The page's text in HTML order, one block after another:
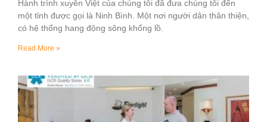
Hành trình xuyên Việt của chúng tôi đã đưa chúng tôi đến
một tỉnh được gọi là Ninh Bình. Một nơi người dân thân thiện,
có hệ thống hang động sông khổng lồ.
Read More »